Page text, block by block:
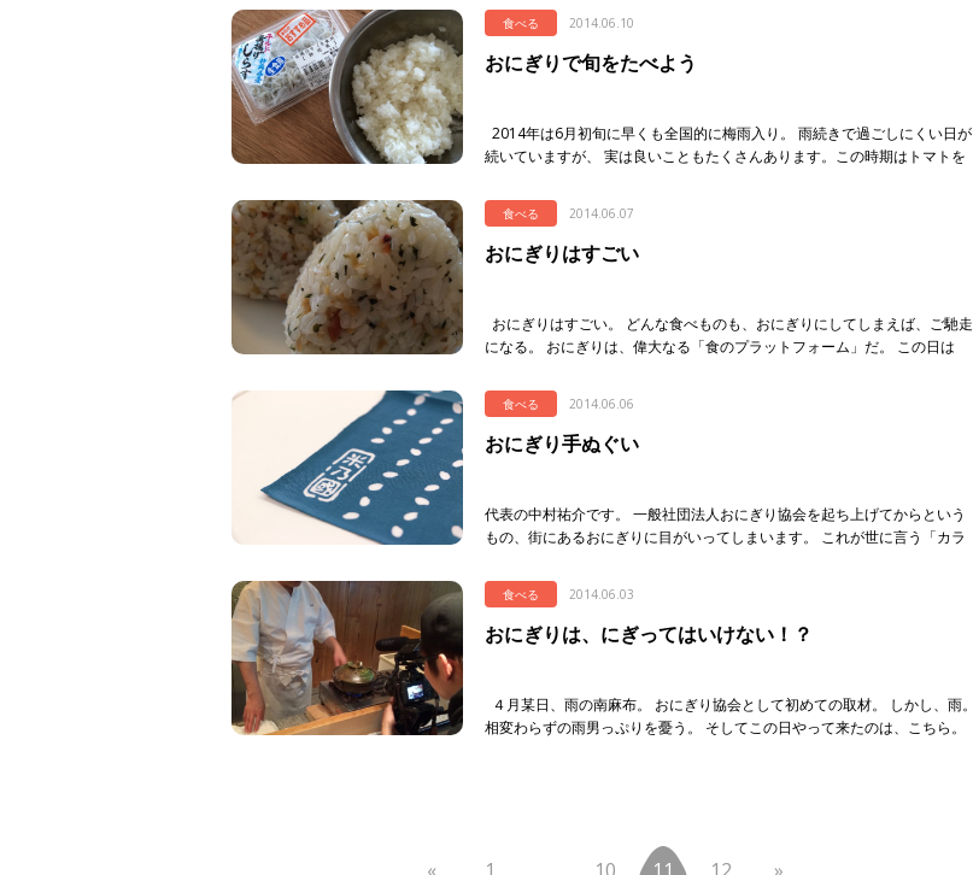
ゆ […]
食べる 2014.06.10
おにぎりで旬をたべよう
2014年は6月初旬に早くも全国的に梅雨入り。 雨続きで過ごしにくい日が
続いていますが、 実は良いこともたくさんあります。この時期はトマトを
食べる 2014.06.07
おにぎりはすごい
おにぎりはすごい。 どんな食べものも、おにぎりにしてしまえば、ご馳走
になる。 おにぎりは、偉大なる「食のプラットフォーム」だ。 この日は
野 […]
食べる 2014.06.06
おにぎり手ぬぐい
代表の中村祐介です。 一般社団法人おにぎり協会を起ち上げてからという
もの、街にあるおにぎりに目がいってしまいます。 これが世に言う「カラ
ですが、今回はお […]
食べる 2014.06.03
おにぎりは、にぎってはいけない！？
４月某日、雨の南麻布。 おにぎり協会として初めての取材。 しかし、雨。
相変わらずの雨男っぷりを憂う。 そしてこの日やって来たのは、こちら。